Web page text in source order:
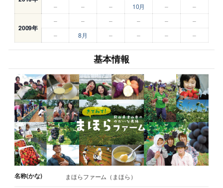
–
– – 10月 – –
2009年
– – – – –
–
–
8月 – – – –
基本情報
名称(かな) まほらファーム（まほら）